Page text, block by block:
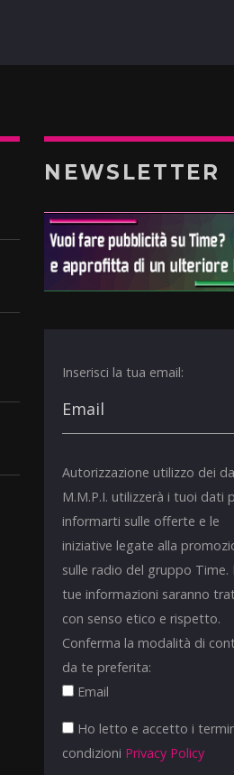
NEWSLETTER
Inserisci la tua email:
Autorizzazione utilizzo dei
M.M.P.I. utilizzerà i tuoi dati
informarti sulle offerte e le
iniziative legate alla
sulle radio del gruppo Time.
tue informazioni saranno
con senso etico e rispetto.
Conferma la modalità di
da te preferita:
Email
Ho letto e accetto i
condizioni Privacy Policy